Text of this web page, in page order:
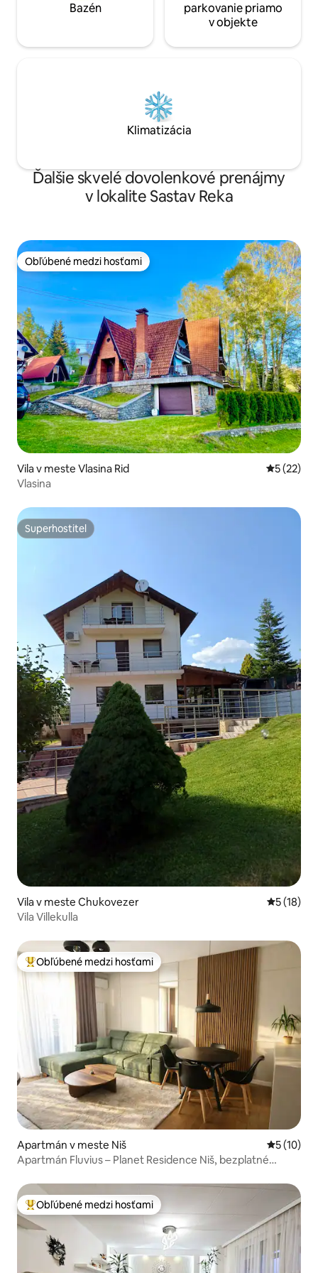
Bazén
parkovanie priamo
v objekte
Klimatizácia
Ďalšie skvelé dovolenkové prenájmy
v lokalite Sastav Reka
Obľúbené medzi hosťami
Obľúbené medzi hosťami
Vila v meste Vlasina Rid
5 (22)
Vlasina
Superhostiteľ
Superhostiteľ
Vila v meste Chukovezer
5 (18)
Vila Villekulla
Najobľúbenejšie medzi hosťami
Obľúbené medzi hosťami
Apartmán v meste Niš
5 (10)
Apartmán Fluvius – Planet Residence Niš, bezplatné
Najobľúbenejšie medzi hosťami
Obľúbené medzi hosťami